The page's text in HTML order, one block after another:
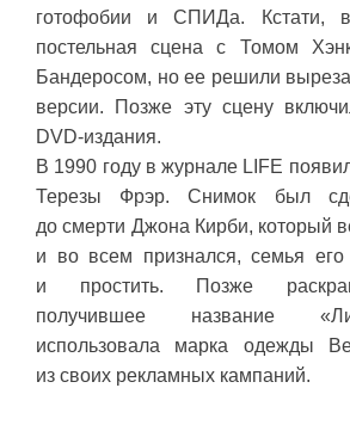
готофобии и СПИДа. Кстати,
постельная сцена с Томом
Бандеросом, но ее решили
версии. Позже эту сцену
DVD-издания.
В 1990 году в журнале LIFE
Терезы Фрэр. Снимок был
до смерти Джона Кирби, который
и во всем признался, семья его
и простить. Позже
получившее название
использовала марка одежды
из своих рекламных кампаний.